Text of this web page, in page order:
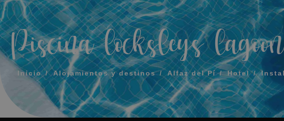
Acepto los términos y las
ENVIAR
Piscina locksleys lagoon
Inicio Alojamientos y destinos Alfaz del Pí Hotel